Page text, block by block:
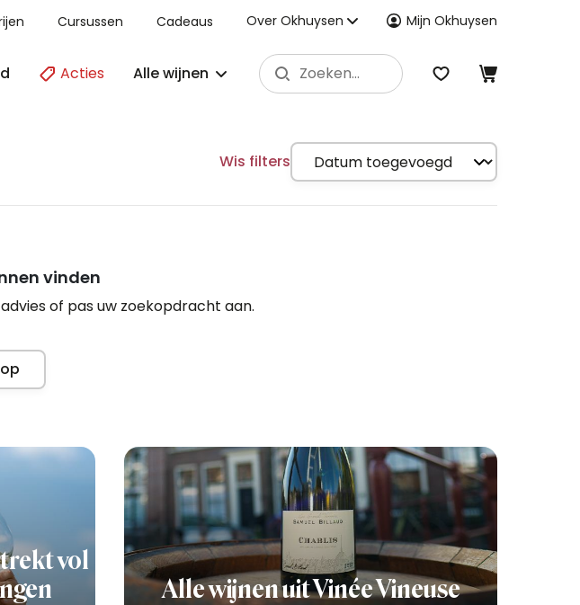
Cursussen Cadeaus Over Okhuysen Mijn Okhuysen
Acties Alle wijnen
Wis filters
vinden
of pas uw zoekopdracht aan.
vol
Alle wijnen uit Vinée Vineuse